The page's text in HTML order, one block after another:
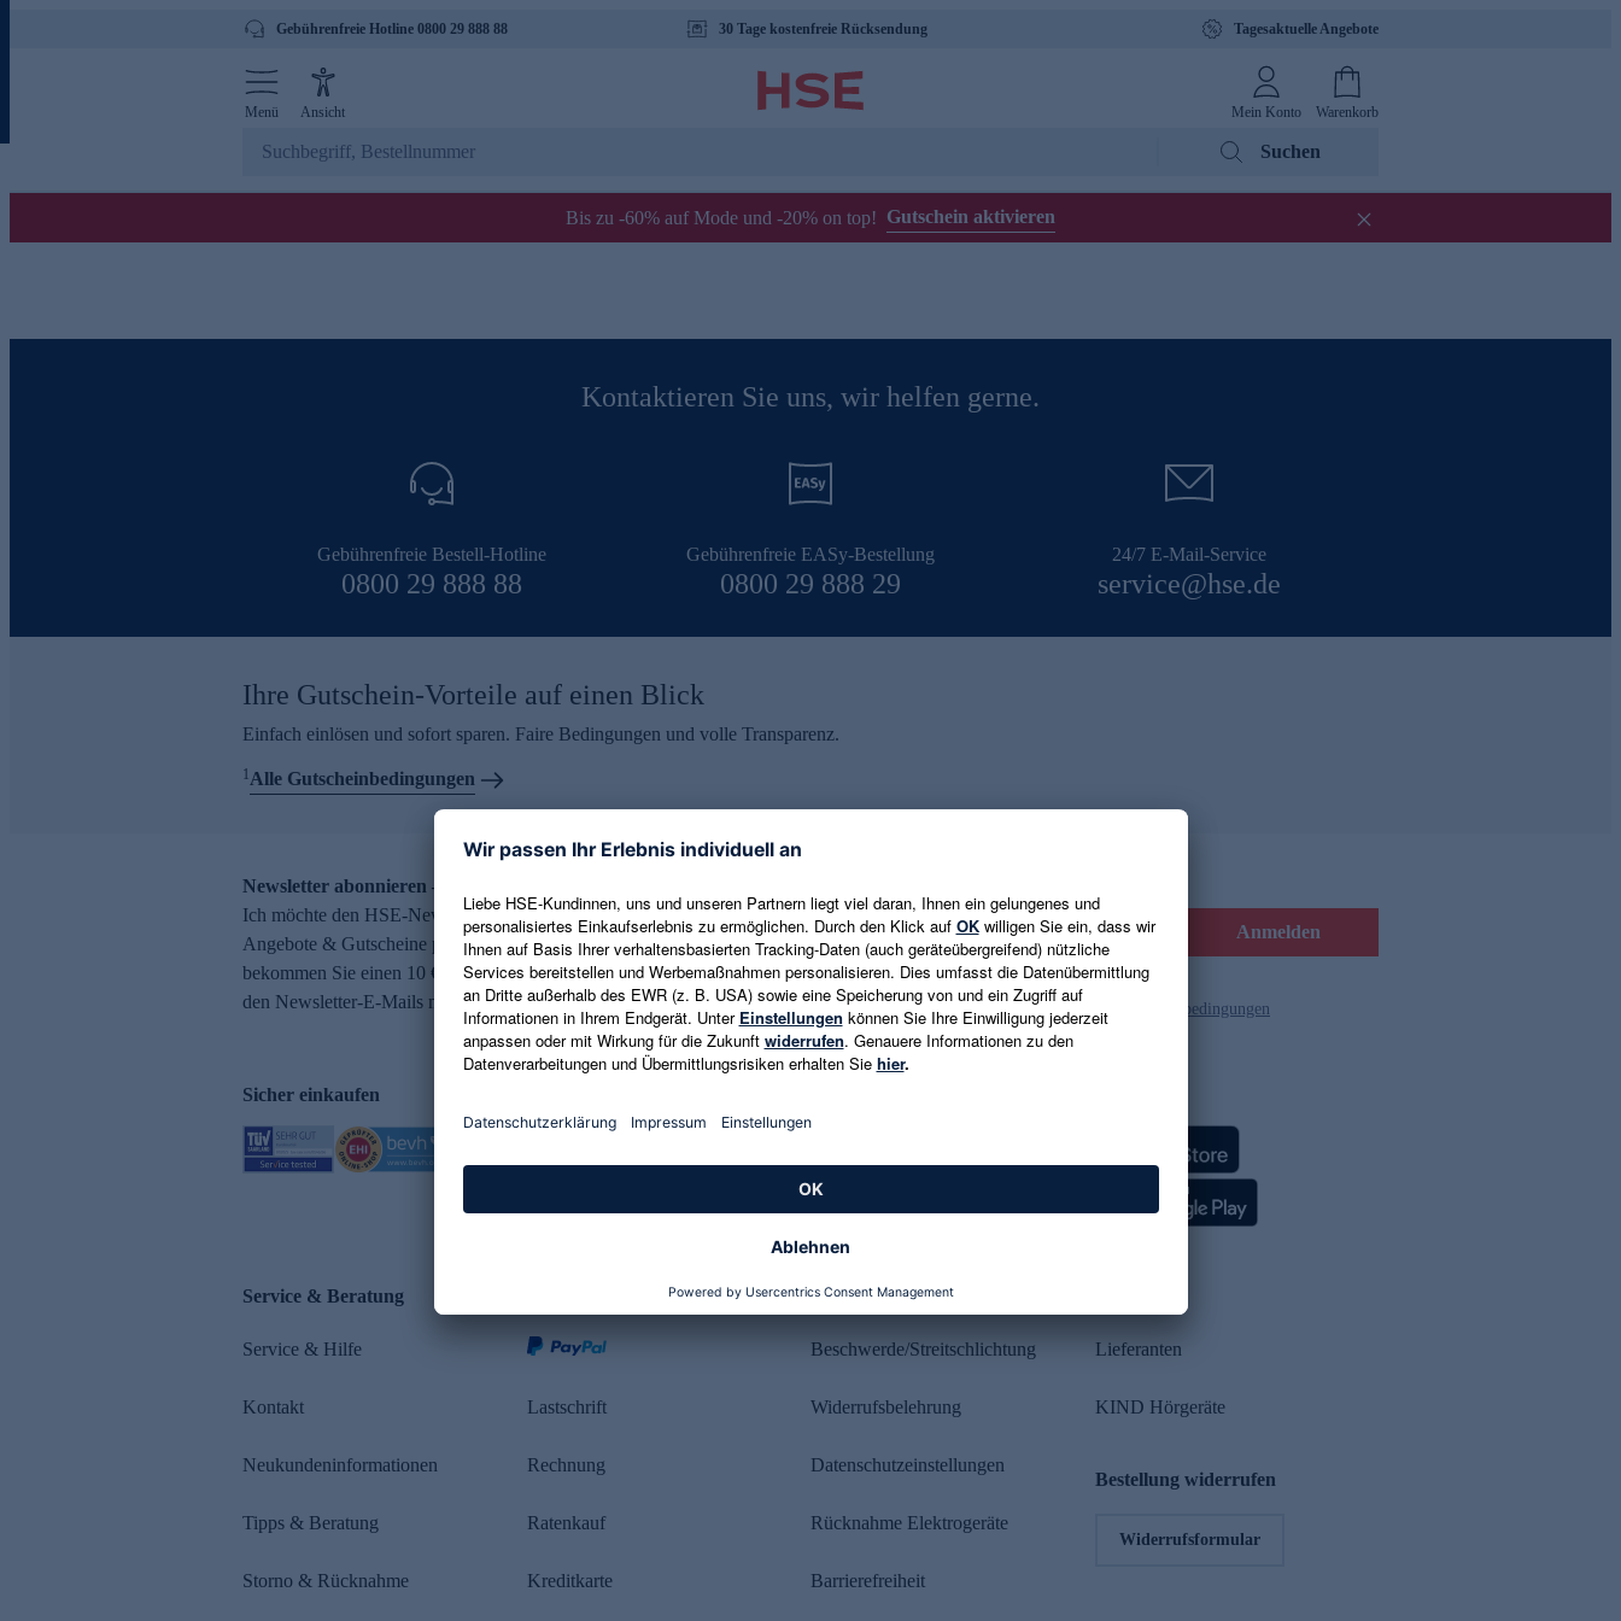
Gebührenfreie Hotline 0800 29 888 88 30 Tage kostenfreie Rücksendung Tagesaktuelle Angebote
Menü Ansicht Mein Konto Warenkorb
Suchen
Bis zu -60% auf Mode und -20% on top! Gutschein aktivieren
Kontaktieren Sie uns, wir helfen gerne.
Gebührenfreie Bestell-Hotline
0800 29 888 88
Gebührenfreie EASy-Bestellung
0800 29 888 29
24/7 E-Mail-Service
service@hse.de
Ihre Gutschein-Vorteile auf einen Blick
Einfach einlösen und sofort sparen. Faire Bedingungen und volle Transparenz.
1Alle Gutscheinbedingungen
Newsletter abonnieren – 10 € Gutschein erhalten
Ich möchte den HSE-Newsletter abonnieren und aktuelle Trends,
Angebote & Gutscheine per E-Mail erhalten. Als Dankeschön
bekommen Sie einen 10 € Gutschein. Eine Abmeldung ist jederzeit in
den Newsletter-E-Mails möglich.
E-Mail-Adresse eingeben Anmelden
Es gelten die Datenschutzrichtlinien und die Gutscheinbedingungen
Sicher einkaufen
Service & Beratung
Service & Hilfe
Kontakt
Neukundeninformationen
Tipps & Beratung
Storno & Rücknahme
Lastschrift
Rechnung
Ratenkauf
Kreditkarte
Rechtliches
Beschwerde/Streitschlichtung
Widerrufsbelehrung
Datenschutzeinstellungen
Rücknahme Elektrogeräte
Barrierefreiheit
Lieferanten
KIND Hörgeräte
Bestellung widerrufen
Widerrufsformular